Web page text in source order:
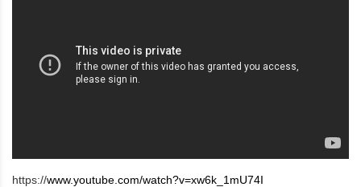
https://www.youtube.com/watch?v=xw6k_1mU74I